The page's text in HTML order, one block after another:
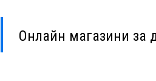
Онлайн магазини за